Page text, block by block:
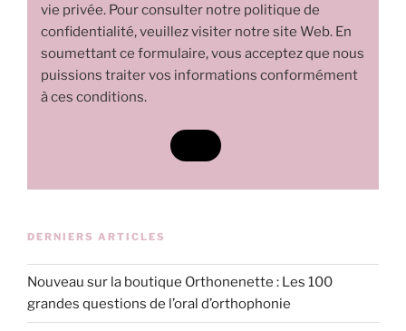
vie privée. Pour consulter notre politique de
confidentialité, veuillez visiter notre site Web. En
soumettant ce formulaire, vous acceptez que nous
puissions traiter vos informations conformément
à ces conditions.
DERNIERS ARTICLES
Nouveau sur la boutique Orthonenette : Les 100
grandes questions de l’oral d’orthophonie